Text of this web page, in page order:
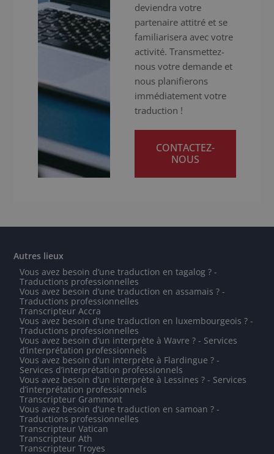
deviendra votre
partenaire attitré et se
familiarisera avec votre
activité. Transmettez-
nous votre demande et
nous planifierons
immédiatement votre
traduction !
CONTACTEZ-
NOUS
Autres lieux
Vous avez besoin d’une traduction en tagalog ? -
Traductions professionnelles
Vous avez besoin d’une traduction en assamais ? -
Traductions professionnelles
Transcripteur Accra
Vous avez besoin d’une traduction en luxembourgeois ? -
Traductions professionnelles
Vous avez besoin d’un interprète à Wavre ? - Services
d’interprétation professionnels
Vous avez besoin d’un interprète à Flardingue ? -
Services d’interprétation professionnels
Vous avez besoin d’un interprète à Lessines ? - Services
d’interprétation professionnels
Transcripteur Grammont
Vous avez besoin d’une traduction en samoan ? -
Traductions professionnelles
Transcripteur Vatican
Transcripteur Ath
Transcripteur Troyes